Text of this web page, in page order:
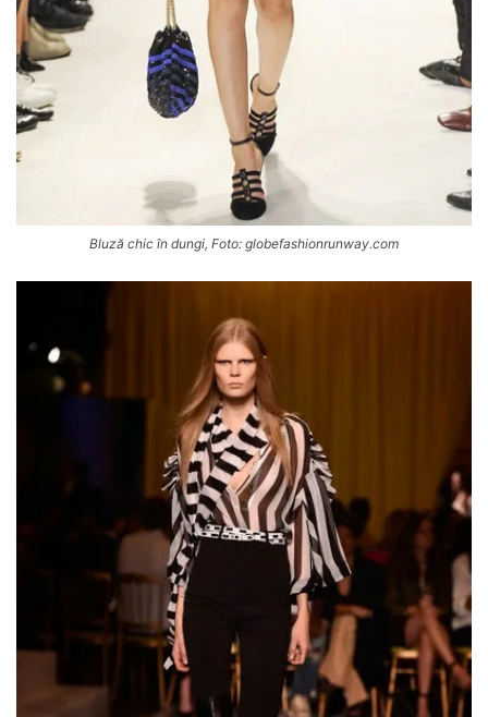
Bluză chic în dungi, Foto: globefashionrunway.com